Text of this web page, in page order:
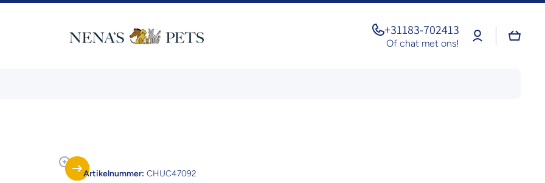
+31183-702413
Of chat met ons!
Log
in
Artikelnummer: CHUC47092